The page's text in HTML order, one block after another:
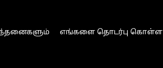
எங்களை தொடர்பு கொள்ள